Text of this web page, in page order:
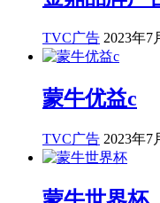
TVC广告 2023年7
蒙牛优益c
TVC广告 2023年7